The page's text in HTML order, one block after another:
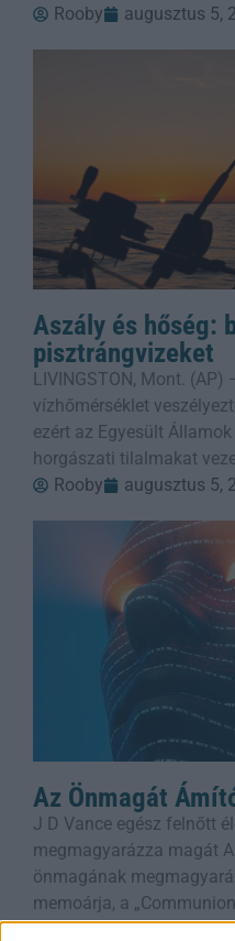
Rooby
augusztus 5,
Aszály és hőség:
pisztrángvizeket
LIVINGSTON, Mont.
vízhőmérséklet
ezért az Egyesült
horgászati tilalmakat
Rooby
augusztus 5,
Az Önmagát
J D Vance egész felnőtt
megmagyarázza magát
önmagának
memoárja, a
Rooby
augusztus 5,